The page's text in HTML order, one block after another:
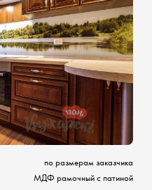
по размерам заказчика
МДФ рамочный с патиной